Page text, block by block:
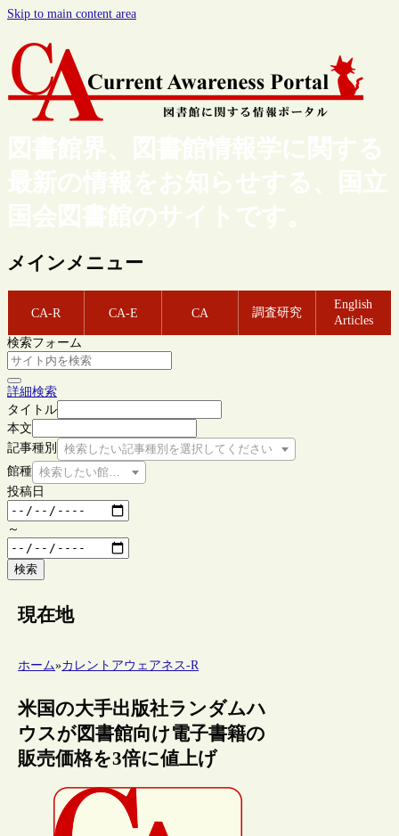
Skip to main content area
図書館界、図書館情報学に関する
最新の情報をお知らせする、国立
国会図書館のサイトです。
メインメニュー
CA-R CA-E CA 調査研究
English
Articles
検索フォーム
詳細検索
タイトル
本文
記事種別
検索したい記事種別を選択してください
館種 検索したい館種を選択してください
投稿日
～
検索
現在地
ホーム»カレントアウェアネス-R
米国の大手出版社ランダムハ
ウスが図書館向け電子書籍の
販売価格を3倍に値上げ